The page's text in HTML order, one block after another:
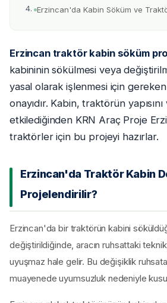
Erzincan'da Kabin Söküm ve
Erzincan traktör kabin söküm
kabininin sökülmesi veya
yasal olarak işlenmesi için
onayıdır. Kabin, traktörün
etkilediğinden KRN Araç Proje
traktörler için bu projeyi hazırlar.
Erzincan'da Traktör Kabin
Projelendirilir?
Erzincan'da bir traktörün kabini
değiştirildiğinde, aracın ruhsattaki
uyuşmaz hale gelir. Bu değişiklik
muayenede uyumsuzluk nedeniyle